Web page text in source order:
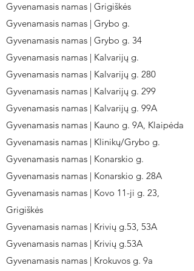
Gyvenamasis namas | Grigiškės
Gyvenamasis namas | Grybo g.
Gyvenamasis namas | Grybo g. 34
Gyvenamasis namas | Kalvarijų g.
Gyvenamasis namas | Kalvarijų g. 280
Gyvenamasis namas | Kalvarijų g. 299
Gyvenamasis namas | Kalvarijų g. 99A
Gyvenamasis namas | Kauno g. 9A, Klaipėda
Gyvenamasis namas | Klinikų/Grybo g.
Gyvenamasis namas | Konarskio g.
Gyvenamasis namas | Konarskio g. 28A
Gyvenamasis namas | Kovo 11-ji g. 23,
Grigiškės
Gyvenamasis namas | Krivių g.53, 53A
Gyvenamasis namas | Krivių g.53A
Gyvenamasis namas | Krokuvos g. 9a